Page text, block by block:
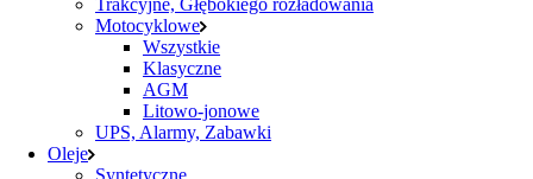
Trakcyjne, Głębokiego rozładowania
Motocyklowe
Wszystkie
Klasyczne
AGM
Litowo-jonowe
UPS, Alarmy, Zabawki
Oleje